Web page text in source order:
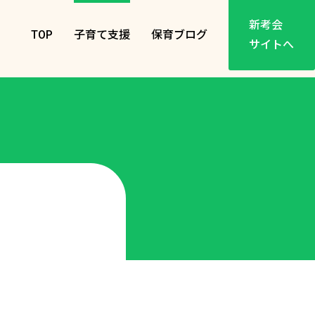
TOP 子育て支援 保育ブログ
新考会
サイトへ